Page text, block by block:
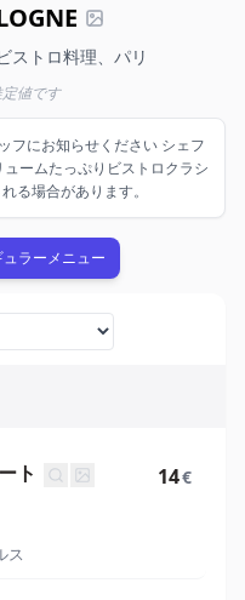
トロ料理、パリ
値です
にお知らせください シェフ
ームたっぷりビストロクラシ
る場合があります。
ュラーメニュー
ト
ス
14€